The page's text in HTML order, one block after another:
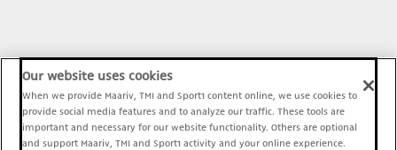
Our website uses cookies
When we provide Maariv, TMI and Sport1 content online, we use cookies to
provide social media features and to analyze our traffic. These tools are
important and necessary for our website functionality. Others are optional
and support Maariv, TMI and Sport1 activity and your online experience.